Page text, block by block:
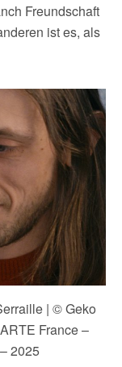
Freundschaft
ist es, als
| © Geko
France –
2025